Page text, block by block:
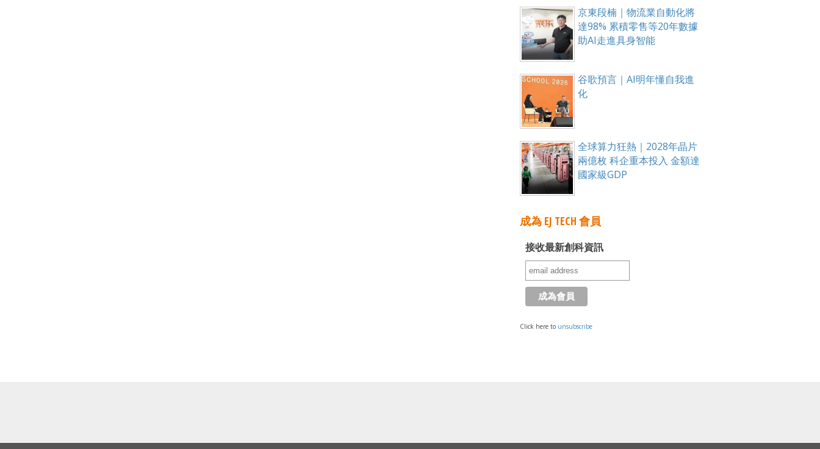
京東段楠｜物流業自動化將
達98% 累積零售等20年數據
助AI走進具身智能
谷歌預言｜AI明年懂自我進
化
全球算力狂熱｜2028年晶片
兩億枚 科企重本投入 金額達
國家級GDP
成為 EJ TECH 會員
接收最新創科資訊
Click here to unsubscribe